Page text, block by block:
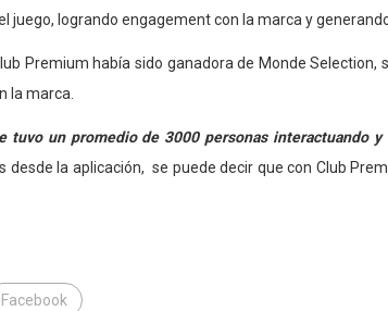
juego, logrando engagement con la marca y
Premium había sido ganadora de Monde Selection,
la marca.
tuvo un promedio de 3000 personas interactuando
desde la aplicación, se puede decir que con Club
Facebook